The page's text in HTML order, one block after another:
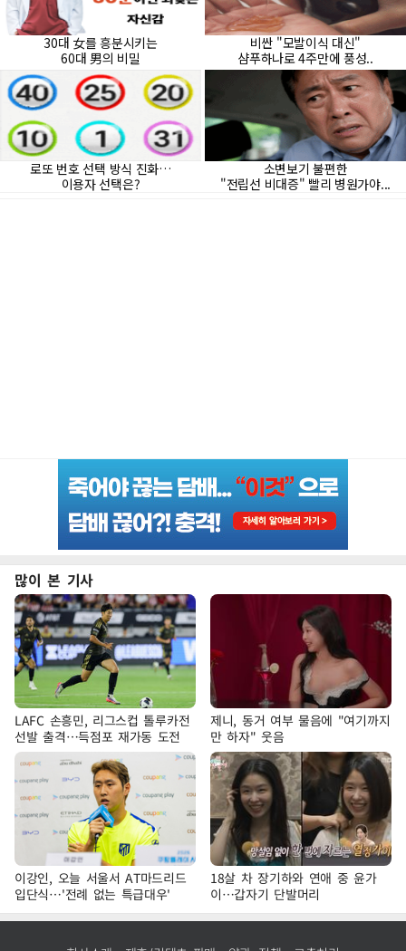
많이 본 기사
LAFC 손흥민, 리그스컵 톨루카전
선발 출격…득점포 재가동 도전
제니, 동거 여부 물음에 "여기까지
만 하자" 웃음
이강인, 오늘 서울서 AT마드리드
입단식…'전례 없는 특급대우'
18살 차 장기하와 연애 중 윤가
이…갑자기 단발머리